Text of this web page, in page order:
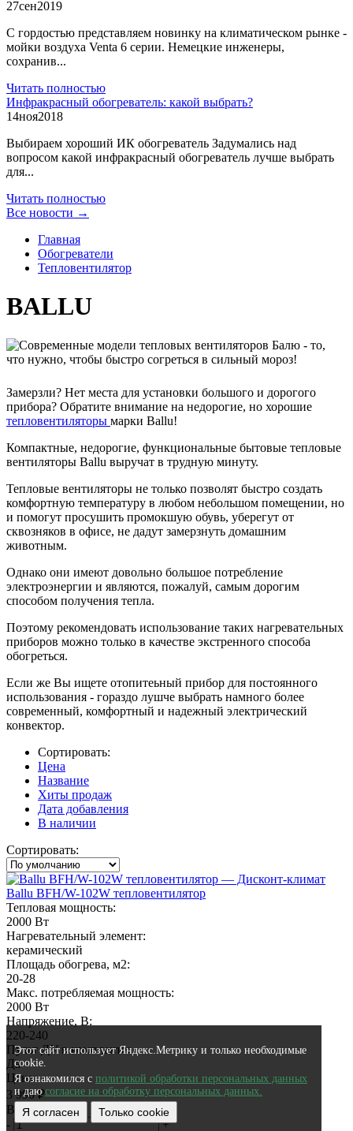
Этот сайт использует Яндекс.Метрику и только необходимые
cookie.
Я ознакомился с политикой обработки персональных данных
и даюсогласие на обработку персональных данных.
Я согласен Только cookie
27сен2019
С гордостью представляем новинку на климатическом рынке -
мойки воздуха Venta 6 серии. Немецкие инженеры,
сохранив...
Читать полностью
Инфракрасный обогреватель: какой выбрать?
14ноя2018
Выбираем хороший ИК обогреватель Задумались над
вопросом какой инфракрасный обогреватель лучше выбрать
для...
Читать полностью
Все новости →
Главная
Обогреватели
Тепловентилятор
BALLU
Замерзли? Нет места для установки большого и дорогого
прибора? Обратите внимание на недорогие, но хорошие
тепловентиляторы марки Ballu!
Компактные, недорогие, функциональные бытовые тепловые
вентиляторы Ballu выручат в трудную минуту.
Тепловые вентиляторы не только позволят быстро создать
комфортную температуру в любом небольшом помещении, но
и помогут просушить промокшую обувь, уберегут от
сквозняков в офисе, не дадут замерзнуть домашним
животным.
Однако они имеют довольно большое потребление
электроэнергии и являются, пожалуй, самым дорогим
способом получения тепла.
Поэтому рекомендовать использование таких нагревательных
приборов можно только в качестве экстренного способа
обогреться.
Если же Вы ищете отопитеьный прибор для постоянного
использования - гораздо лушче выбрать намного более
современный, комфортный и надежный электрический
конвектор.
Сортировать:
Цена
Название
Хиты продаж
Дата добавления
В наличии
Сортировать:
Ballu BFH/W-102W тепловентилятор
Тепловая мощность:
2000 Вт
Нагревательный элемент:
керамический
Площадь обогрева, м2:
20-28
Макс. потребляемая мощность:
2000 Вт
Напряжение, В:
220-240
Пульт ДУ в комплекте:
Да
Цена:
3 990₽
В наличии
-
+